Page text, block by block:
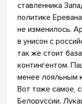
ставленника
политике
не изменилось.
в унисон с
так же стоит
контингентом.
менее лояльным
Вот тоже самое,
Белоруссии.